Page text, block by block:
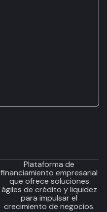
Plataforma de
financiamiento empresarial
que ofrece soluciones
ágiles de crédito y liquidez
para impulsar el
crecimiento de negocios.